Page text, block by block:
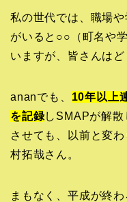
私の世代では、職場
がいると○○（町名や
いますが、皆さんはど
ananでも、 10年以上
を記録しSMAPが解散
させても、以前と変
村拓哉さん。
まもなく、平成が終